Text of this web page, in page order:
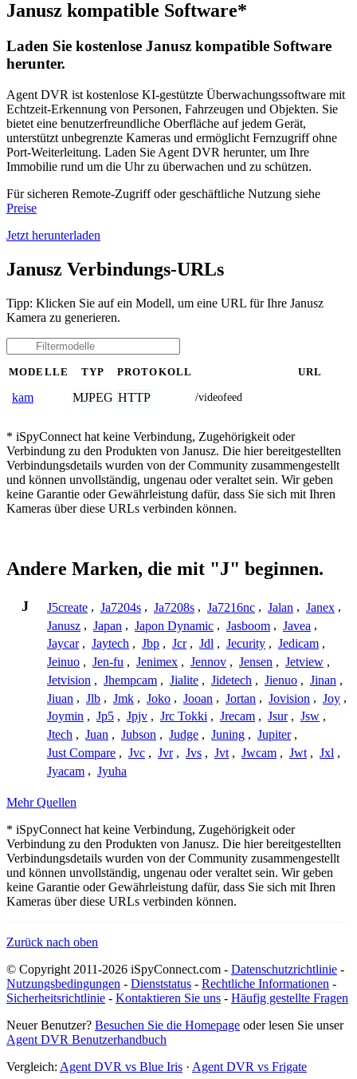
Janusz kompatible Software*
Laden Sie kostenlose Janusz kompatible Software
herunter.
Agent DVR ist kostenlose KI-gestützte Überwachungssoftware mit
Echtzeit-Erkennung von Personen, Fahrzeugen und Objekten. Sie
bietet eine benutzerfreundliche Oberfläche auf jedem Gerät,
unterstützt unbegrenzte Kameras und ermöglicht Fernzugriff ohne
Port-Weiterleitung. Laden Sie Agent DVR herunter, um Ihre
Immobilie rund um die Uhr zu überwachen und zu schützen.
Für sicheren Remote-Zugriff oder geschäftliche Nutzung siehe
Preise
Jetzt herunterladen
Janusz Verbindungs-URLs
Tipp: Klicken Sie auf ein Modell, um eine URL für Ihre Janusz
Kamera zu generieren.
MODELLE TYP PROTOKOLL URL
kam MJPEG HTTP /videofeed
* iSpyConnect hat keine Verbindung, Zugehörigkeit oder
Verbindung zu den Produkten von Janusz. Die hier bereitgestellten
Verbindungsdetails wurden von der Community zusammengestellt
und können unvollständig, ungenau oder veraltet sein. Wir geben
keine Garantie oder Gewährleistung dafür, dass Sie sich mit Ihren
Kameras über diese URLs verbinden können.
Andere Marken, die mit "J" beginnen.
J J5create , Ja7204s , Ja7208s , Ja7216nc , Jalan , Janex ,
Janusz , Japan , Japon Dynamic , Jasboom , Javea ,
Jaycar , Jaytech , Jbp , Jcr , Jdl , Jecurity , Jedicam ,
Jeinuo , Jen-fu , Jenimex , Jennov , Jensen , Jetview ,
Jetvision , Jhempcam , Jialite , Jidetech , Jienuo , Jinan ,
Jiuan , Jlb , Jmk , Joko , Jooan , Jortan , Jovision , Joy ,
Joymin , Jp5 , Jpjv , Jrc Tokki , Jrecam , Jsur , Jsw ,
Jtech , Juan , Jubson , Judge , Juning , Jupiter ,
Just Compare , Jvc , Jvr , Jvs , Jvt , Jwcam , Jwt , Jxl ,
Jyacam , Jyuha
Mehr Quellen
* iSpyConnect hat keine Verbindung, Zugehörigkeit oder
Verbindung zu den Produkten von Janusz. Die hier bereitgestellten
Verbindungsdetails wurden von der Community zusammengestellt
und können unvollständig, ungenau oder veraltet sein. Wir geben
keine Garantie oder Gewährleistung dafür, dass Sie sich mit Ihren
Kameras über diese URLs verbinden können.
Zurück nach oben
© Copyright 2011-2026 iSpyConnect.com - Datenschutzrichtlinie -
Nutzungsbedingungen - Dienststatus - Rechtliche Informationen -
Sicherheitsrichtlinie - Kontaktieren Sie uns - Häufig gestellte Fragen
Neuer Benutzer? Besuchen Sie die Homepage oder lesen Sie unser
Agent DVR Benutzerhandbuch
Vergleich: Agent DVR vs Blue Iris · Agent DVR vs Frigate